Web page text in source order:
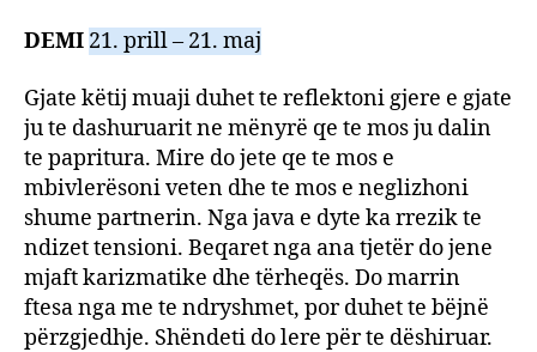
DEMI 21. prill – 21. maj
Gjate këtij muaji duhet te reflektoni gjere e gjate
ju te dashuruarit ne mënyrë qe te mos ju dalin
te papritura. Mire do jete qe te mos e
mbivlerësoni veten dhe te mos e neglizhoni
shume partnerin. Nga java e dyte ka rrezik te
ndizet tensioni. Beqaret nga ana tjetër do jene
mjaft karizmatike dhe tërheqës. Do marrin
ftesa nga me te ndryshmet, por duhet te bëjnë
përzgjedhje. Shëndeti do lere për te dëshiruar.